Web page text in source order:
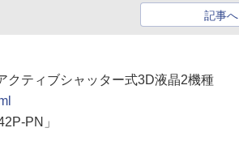
記事へ
クティブシャッター式3D液晶2機種
PN」